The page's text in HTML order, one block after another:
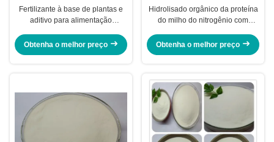
Fertilizante à base de plantas e
aditivo para alimentação
fermentada em pó de
Obtenha o melhor preço
Hidrolisado orgânico da proteína
do milho do nitrogênio com
Obtenha o melhor preço